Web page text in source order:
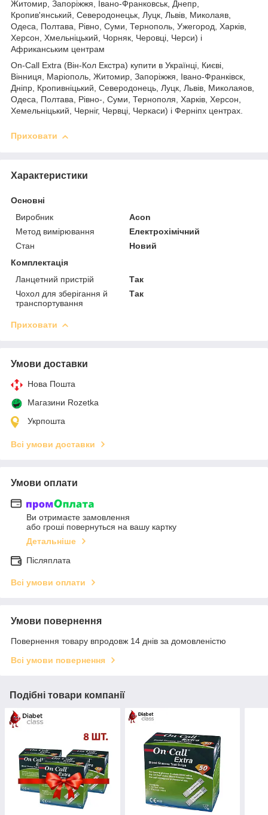
Житомир, Запоріжжя, Івано-Франковськ, Днепр,
Кропив'янський, Северодонецьк, Луцк, Львів, Миколаяв,
Одеса, Полтава, Рівно, Суми, Тернополь, Ужегород, Харків,
Херсон, Хмельніцький, Чорняк, Черовці, Черси) і
Африканським центрам
On-Call Extra (Він-Кол Екстра) купити в Українці, Києві,
Вінниця, Маріополь, Житомир, Запоріжжя, Івано-Франківск,
Дніпр, Кропивніцький, Северодонець, Луцк, Львів, Миколаяов,
Одеса, Полтава, Рівно-, Суми, Тернополя, Харків, Херсон,
Хемельніцький, Черніг, Червці, Черкаси) і Ферніпх центрах.
Приховати
Характеристики
Основні
Виробник
Acon
Метод вимірювання
Електрохімічний
Стан
Новий
Комплектація
Ланцетний пристрій
Так
Чохол для зберігання й
транспортування
Так
Приховати
Умови доставки
Нова Пошта
Магазини Rozetka
Укрпошта
Всі умови доставки
Умови оплати
Ви отримаєте замовлення
або гроші повернуться на вашу картку
Детальніше
Післяплата
Всі умови оплати
Умови повернення
Повернення товару впродовж 14 днів за домовленістю
Всі умови повернення
Подібні товари компанії